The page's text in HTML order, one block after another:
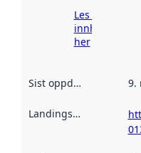
Les meir om
innhenting
her
Sist oppdatert 9.
Landingsside